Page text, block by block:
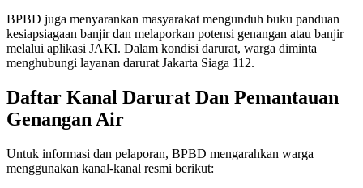
BPBD juga menyarankan masyarakat mengunduh buku panduan
kesiapsiagaan banjir dan melaporkan potensi genangan atau banjir
melalui aplikasi JAKI. Dalam kondisi darurat, warga diminta
menghubungi layanan darurat Jakarta Siaga 112.
Daftar Kanal Darurat Dan Pemantauan
Genangan Air
Untuk informasi dan pelaporan, BPBD mengarahkan warga
menggunakan kanal-kanal resmi berikut: